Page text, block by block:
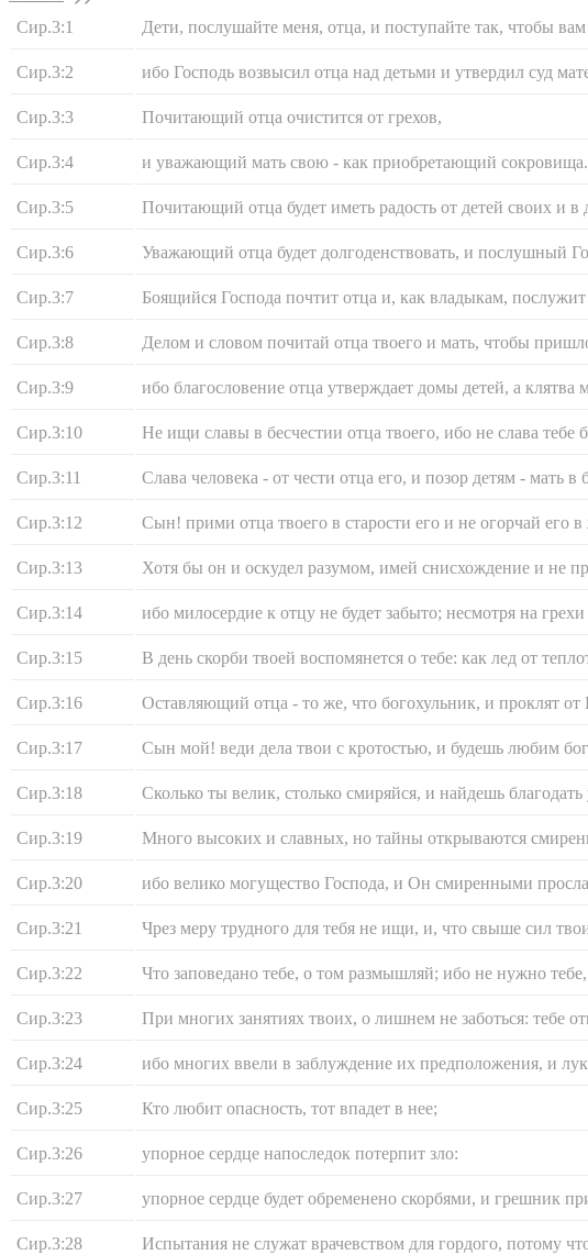
Сир.3:1
Дети, послушайте меня, отца, и поступайте так, чтобы вам
Сир.3:2 ибо Господь возвысил отца над детьми и утвердил суд
Сир.3:3 Почитающий отца очистится от грехов,
Сир.3:4 и уважающий мать свою - как приобретающий сокровища.
Сир.3:5 Почитающий отца будет иметь радость от детей своих и
Сир.3:6 Уважающий отца будет долгоденствовать, и послушный
Сир.3:7 Боящийся Господа почтит отца и, как владыкам,
Сир.3:8 Делом и словом почитай отца твоего и мать, чтобы
Сир.3:9 ибо благословение отца утверждает домы детей, а клятва
Сир.3:10 Не ищи славы в бесчестии отца твоего, ибо не слава тебе
Сир.3:11 Слава человека - от чести отца его, и позор детям - мать в
Сир.3:12 Сын! прими отца твоего в старости его и не огорчай его в
Сир.3:13 Хотя бы он и оскудел разумом, имей снисхождение и не
Сир.3:14 ибо милосердие к отцу не будет забыто; несмотря на
Сир.3:15 В день скорби твоей воспомянется о тебе: как лед от
Сир.3:16 Оставляющий отца - то же, что богохульник, и проклят
Сир.3:17 Сын мой! веди дела твои с кротостью, и будешь любим
Сир.3:18 Сколько ты велик, столько смиряйся, и найдешь благодать
Сир.3:19 Много высоких и славных, но тайны открываются
Сир.3:20 ибо велико могущество Господа, и Он смиренными
Сир.3:21 Чрез меру трудного для тебя не ищи, и, что свыше сил
Сир.3:22 Что заповедано тебе, о том размышляй; ибо не нужно
Сир.3:23 При многих занятиях твоих, о лишнем не заботься: тебе
Сир.3:24 ибо многих ввели в заблуждение их предположения, и
Сир.3:25 Кто любит опасность, тот впадет в нее;
Сир.3:26 упорное сердце напоследок потерпит зло:
Сир.3:27 упорное сердце будет обременено скорбями, и грешник
Сир.3:28 Испытания не служат врачевством для гордого, потому